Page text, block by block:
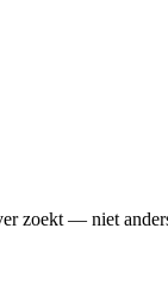
zoekt — niet